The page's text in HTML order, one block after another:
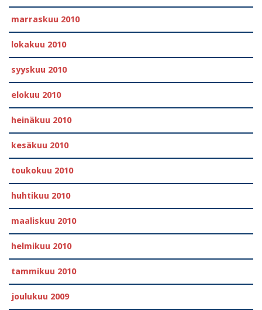
marraskuu 2010
lokakuu 2010
syyskuu 2010
elokuu 2010
heinäkuu 2010
kesäkuu 2010
toukokuu 2010
huhtikuu 2010
maaliskuu 2010
helmikuu 2010
tammikuu 2010
joulukuu 2009